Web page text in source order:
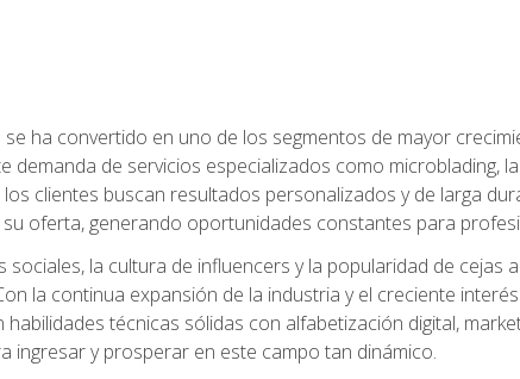
se ha convertido en uno de los segmentos de mayor
demanda de servicios especializados como microblading,
clientes buscan resultados personalizados y de larga
oferta, generando oportunidades constantes para
sociales, la cultura de influencers y la popularidad de cejas
la continua expansión de la industria y el creciente
técnicas sólidas con alfabetización digital,
ingresar y prosperar en este campo tan dinámico.